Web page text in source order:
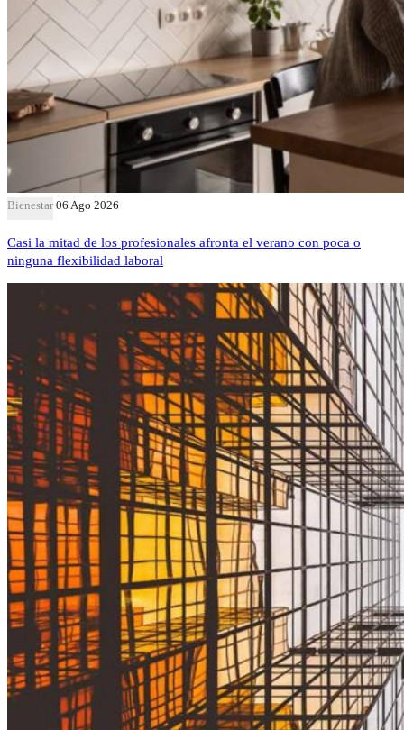
Bienestar 06 Ago 2026
Casi la mitad de los profesionales afronta el verano con poca o
ninguna flexibilidad laboral